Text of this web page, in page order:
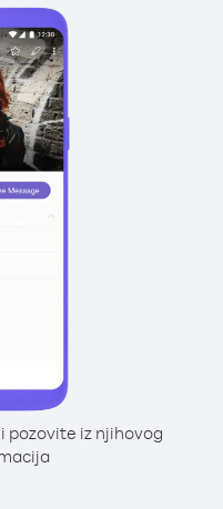
pozovite iz njihovog